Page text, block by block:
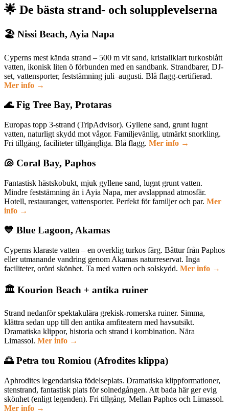
🌟 De bästa strand- och solupplevelserna
🏖️ Nissi Beach, Ayia Napa
Cyperns mest kända strand – 500 m vit sand, kristallklart turkosblått
vatten, ikonisk liten ö förbunden med en sandbank. Strandbarer, DJ-
set, vattensporter, feststämning juli–augusti. Blå flagg-certifierad.
Mer info →
🌊 Fig Tree Bay, Protaras
Europas topp 3-strand (TripAdvisor). Gyllene sand, grunt lugnt
vatten, naturligt skydd mot vågor. Familjevänlig, utmärkt snorkling.
Fri tillgång, faciliteter tillgängliga. Blå flagg. Mer info →
🐚 Coral Bay, Paphos
Fantastisk hästskobukt, mjuk gyllene sand, lugnt grunt vatten.
Mindre feststämning än i Ayia Napa, mer avslappnad atmosfär.
Hotell, restauranger, vattensporter. Perfekt för familjer och par. Mer
info →
💙 Blue Lagoon, Akamas
Cyperns klaraste vatten – en overklig turkos färg. Båttur från Paphos
eller utmanande vandring genom Akamas naturreservat. Inga
faciliteter, orörd skönhet. Ta med vatten och solskydd. Mer info →
🏛️ Kourion Beach + antika ruiner
Strand nedanför spektakulära grekisk-romerska ruiner. Simma,
klättra sedan upp till den antika amfiteatern med havsutsikt.
Dramatiska klippor, historia och strand i kombination. Nära
Limassol. Mer info →
🌅 Petra tou Romiou (Afrodites klippa)
Aphrodites legendariska födelseplats. Dramatiska klippformationer,
stenstrand, fantastisk plats för solnedgången. Att bada här ger evig
skönhet (enligt legenden). Fri tillgång. Mellan Paphos och Limassol.
Mer info →